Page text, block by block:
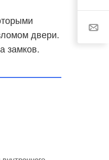
двери.
замков.